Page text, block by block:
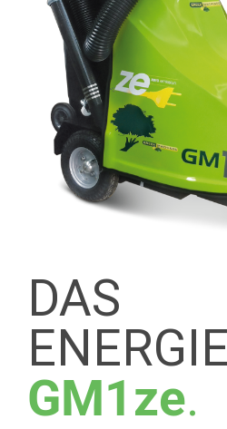
DAS
GM1ze.